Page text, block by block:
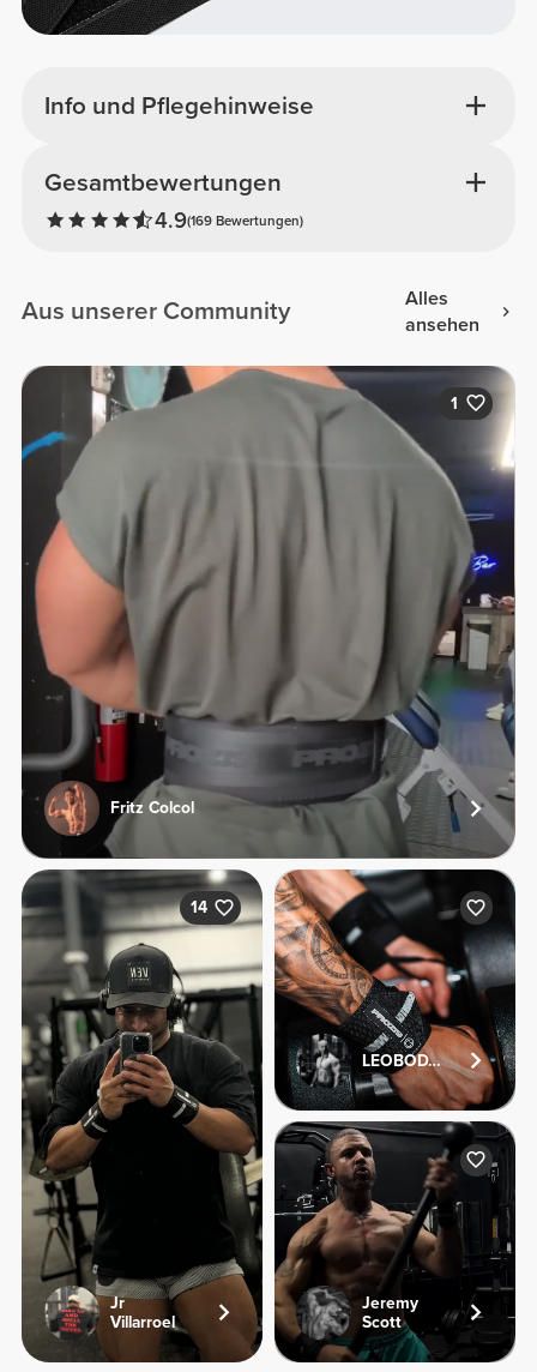
Info und Pflegehinweise
Gesamtbewertungen
4.9(169 Bewertungen)
Aus unserer Community
Alles
ansehen
1
Fritz Colcol
14
Jr
Villarroel
LEOBODYFITNESS
Jeremy
Scott